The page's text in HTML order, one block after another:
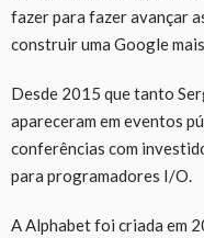
fazer para fazer avançar
construir uma Google
Desde 2015 que tanto
apareceram em eventos
conferências com
para programadores I/O.
A Alphabet foi criada em